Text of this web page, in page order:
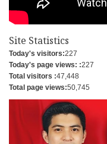
Site Statistics
Today's visitors:227
Today's page views: :227
Total visitors :47,448
Total page views:50,745